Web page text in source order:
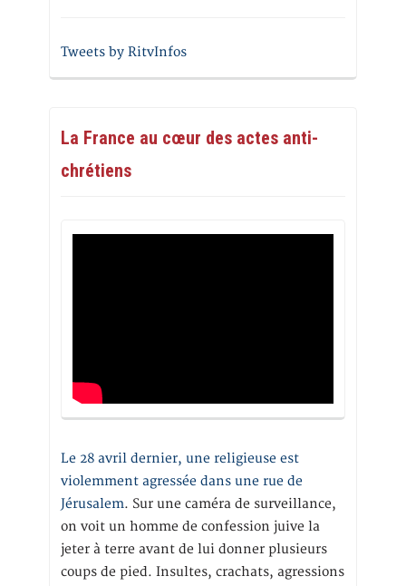
Tweets by RitvInfos
La France au cœur des actes anti-
chrétiens
Le 28 avril dernier, une religieuse est
violemment agressée dans une rue de
Jérusalem. Sur une caméra de surveillance,
on voit un homme de confession juive la
jeter à terre avant de lui donner plusieurs
coups de pied. Insultes, crachats, agressions